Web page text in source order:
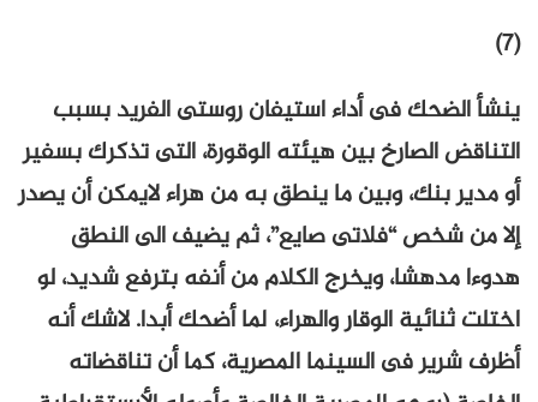
(7)
ينشأ الضحك فى أداء استيفان روستى الفريد بسبب
التناقض الصارخ بين هيئته الوقورة، التى تذكرك بسفير
أو مدير بنك، وبين ما ينطق به من هراء لايمكن أن يصدر
إلا من شخص “فلاتى صايع”، ثم يضيف الى النطق
هدوءا مدهشا، ويخرج الكلام من أنفه بترفع شديد، لو
اختلت ثنائية الوقار والهراء، لما أضحك أبدا. لاشك أنه
أظرف شرير فى السينما المصرية، كما أن تناقضاته